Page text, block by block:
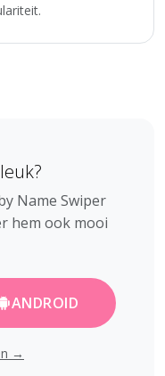
Name Swiper
hem ook mooi
ANDROID
→